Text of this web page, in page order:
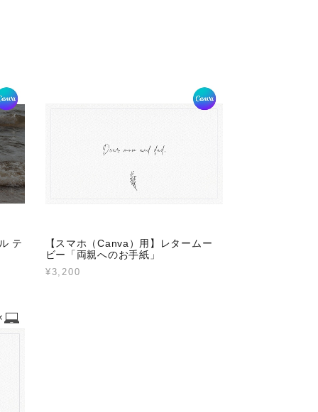
テ
【スマホ（Canva）用】レタームー
ビー「両親へのお手紙」
¥3,200